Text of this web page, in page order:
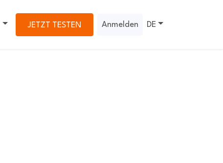
JETZT TESTEN Anmelden DE